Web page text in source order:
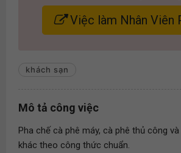
Việc làm Nhân Viên
khách sạn
Mô tả công việc
Pha chế cà phê máy, cà phê thủ công
khác theo công thức chuẩn.